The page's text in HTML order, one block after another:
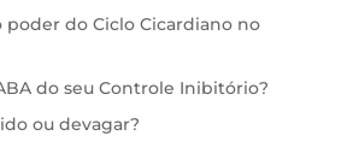
poder do Ciclo Cicardiano no
do seu Controle Inibitório?
ou devagar?